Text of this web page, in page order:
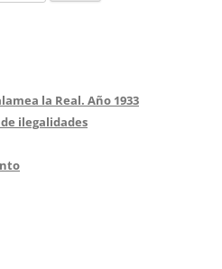
la Real. Año 1933
ilegalidades